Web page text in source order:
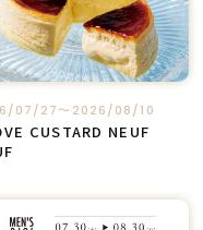
07/27〜2026/08/10
CUSTARD NEUF